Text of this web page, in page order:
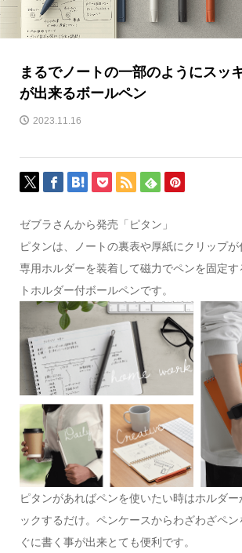
まるでノートの一部のようにスッ
が出来るボールペン
2023.11.16
ゼブラさんから発売「ピタン」
ピタンは、ノートの裏表や厚紙にクリップ
専用ホルダーを装着して磁力でペンを固定
トホルダー付ボールペンです。
ピタンがあればペンを使いたい時はホルダー
ックするだけ。ペンケースからわざわざペ
ぐに書く事が出来とても便利です。